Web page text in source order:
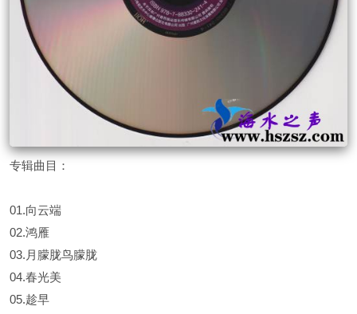
专辑曲目：
01.向云端
02.鸿雁
03.月朦胧鸟朦胧
04.春光美
05.趁早